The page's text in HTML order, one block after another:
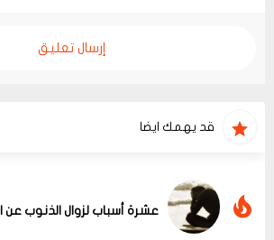
إرسال تعليق
قد يهمك ايضا
عشرة أسباب لزوال الذنوب عن